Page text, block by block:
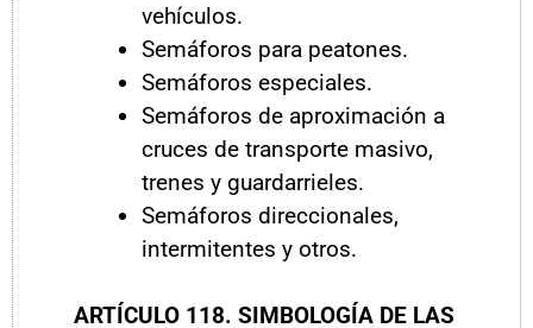
vehículos.
Semáforos para peatones.
Semáforos especiales.
Semáforos de aproximación a
cruces de transporte masivo,
trenes y guardarrieles.
Semáforos direccionales,
intermitentes y otros.
ARTÍCULO 118. SIMBOLOGÍA DE LAS